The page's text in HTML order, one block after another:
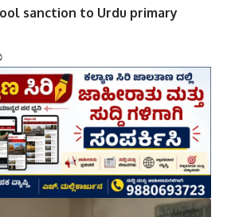
sanction to Urdu primary